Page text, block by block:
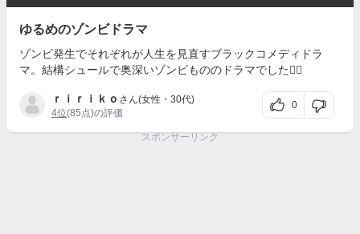
ゆるめのゾンビドラマ
ゾンビ発生でそれぞれが人生を見直すブラックコメディドラ
マ。結構シュールで奥深いゾンビもののドラマでした🧟‍♀️
ｒｉｒｉｋｏ さん(女性・30代)
4位(85点)の評価
0
スポンサーリンク